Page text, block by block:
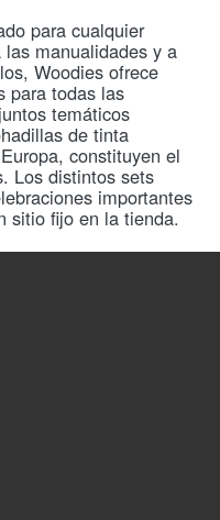
para cualquier
manualidades y a
Woodies ofrece
para todas las
temáticos
de tinta
constituyen el
Los distintos sets
importantes
sitio fijo en la tienda.